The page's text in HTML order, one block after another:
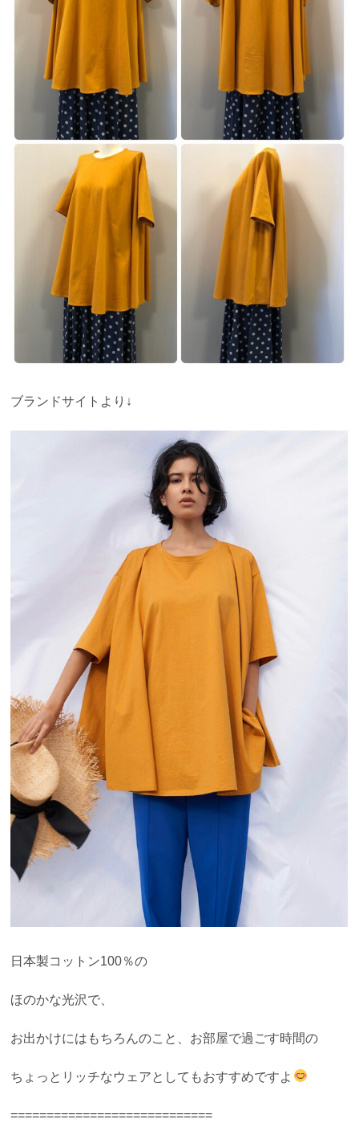
ブランドサイトより↓
日本製コットン100％の
ほのかな光沢で、
お出かけにはもちろんのこと、お部屋で過ごす時間の
ちょっとリッチなウェアとしてもおすすめですよ
============================